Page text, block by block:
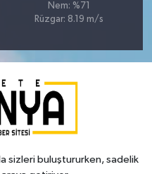
Nem: %71
Rüzgar: 8.19 m/s
sizleri buluştururken, sadelik